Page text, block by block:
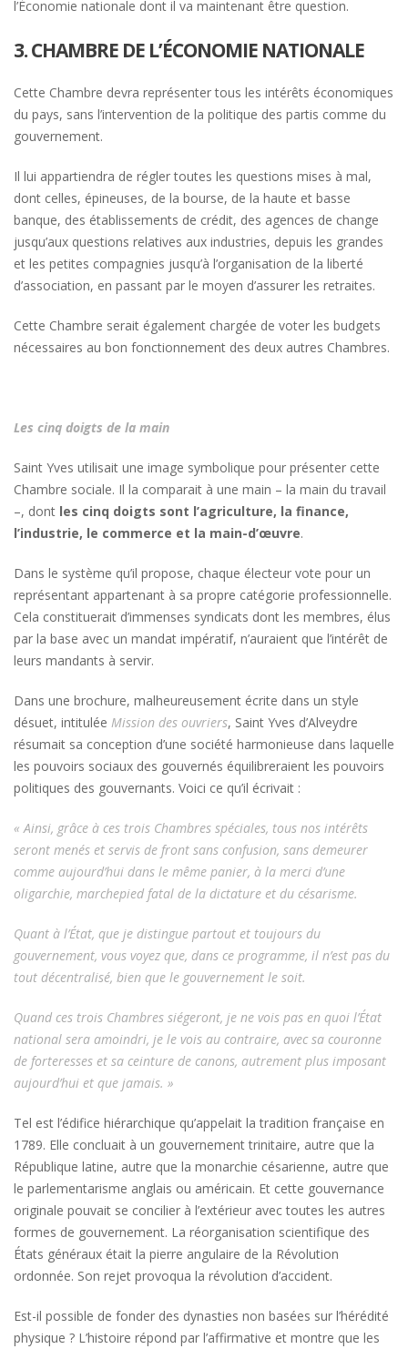
l’Économie nationale dont il va maintenant être question.
3. CHAMBRE DE L’ÉCONOMIE NATIONALE
Cette Chambre devra représenter tous les intérêts économiques
du pays, sans l’intervention de la politique des partis comme du
gouvernement.
Il lui appartiendra de régler toutes les questions mises à mal,
dont celles, épineuses, de la bourse, de la haute et basse
banque, des établissements de crédit, des agences de change
jusqu’aux questions relatives aux industries, depuis les grandes
et les petites compagnies jusqu’à l’organisation de la liberté
d’association, en passant par le moyen d’assurer les retraites.
Cette Chambre serait également chargée de voter les budgets
nécessaires au bon fonctionnement des deux autres Chambres.
Les cinq doigts de la main
Saint Yves utilisait une image symbolique pour présenter cette
Chambre sociale. Il la comparait à une main – la main du travail
–, dont les cinq doigts sont l’agriculture, la finance,
l’industrie, le commerce et la main-d’œuvre.
Dans le système qu’il propose, chaque électeur vote pour un
représentant appartenant à sa propre catégorie professionnelle.
Cela constituerait d’immenses syndicats dont les membres, élus
par la base avec un mandat impératif, n’auraient que l’intérêt de
leurs mandants à servir.
Dans une brochure, malheureusement écrite dans un style
désuet, intitulée Mission des ouvriers, Saint Yves d’Alveydre
résumait sa conception d’une société harmonieuse dans laquelle
les pouvoirs sociaux des gouvernés équilibreraient les pouvoirs
politiques des gouvernants. Voici ce qu’il écrivait :
« Ainsi, grâce à ces trois Chambres spéciales, tous nos intérêts
seront menés et servis de front sans confusion, sans demeurer
comme aujourd’hui dans le même panier, à la merci d’une
oligarchie, marchepied fatal de la dictature et du césarisme.
Quant à l’État, que je distingue partout et toujours du
gouvernement, vous voyez que, dans ce programme, il n’est pas du
tout décentralisé, bien que le gouvernement le soit.
Quand ces trois Chambres siégeront, je ne vois pas en quoi l’État
national sera amoindri, je le vois au contraire, avec sa couronne
de forteresses et sa ceinture de canons, autrement plus imposant
aujourd’hui et que jamais. »
Tel est l’édifice hiérarchique qu’appelait la tradition française en
1789. Elle concluait à un gouvernement trinitaire, autre que la
République latine, autre que la monarchie césarienne, autre que
le parlementarisme anglais ou américain. Et cette gouvernance
originale pouvait se concilier à l’extérieur avec toutes les autres
formes de gouvernement. La réorganisation scientifique des
États généraux était la pierre angulaire de la Révolution
ordonnée. Son rejet provoqua la révolution d’accident.
Est-il possible de fonder des dynasties non basées sur l’hérédité
physique ? L’histoire répond par l’affirmative et montre que les